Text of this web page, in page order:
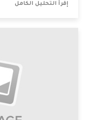
إقرأ التحليل الكامل